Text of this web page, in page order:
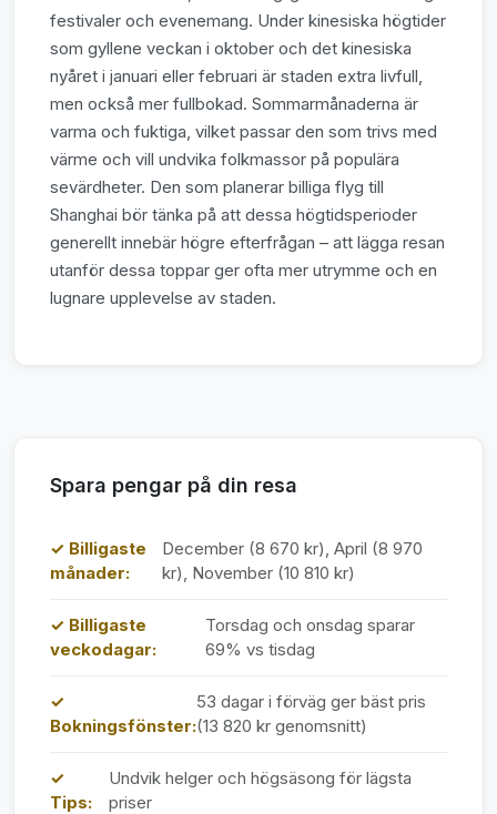
festivaler och evenemang. Under kinesiska högtider
som gyllene veckan i oktober och det kinesiska
nyåret i januari eller februari är staden extra livfull,
men också mer fullbokad. Sommarmånaderna är
varma och fuktiga, vilket passar den som trivs med
värme och vill undvika folkmassor på populära
sevärdheter. Den som planerar billiga flyg till
Shanghai bör tänka på att dessa högtidsperioder
generellt innebär högre efterfrågan – att lägga resan
utanför dessa toppar ger ofta mer utrymme och en
lugnare upplevelse av staden.
Spara pengar på din resa
✓ Billigaste
månader:
December (8 670 kr), April (8 970
kr), November (10 810 kr)
✓ Billigaste
veckodagar:
Torsdag och onsdag sparar
69% vs tisdag
✓
Bokningsfönster:
53 dagar i förväg ger bäst pris
(13 820 kr genomsnitt)
✓
Tips:
Undvik helger och högsäsong för lägsta
priser